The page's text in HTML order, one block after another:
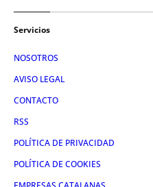
Servicios
NOSOTROS
AVISO LEGAL
CONTACTO
RSS
POLÍTICA DE PRIVACIDAD
POLÍTICA DE COOKIES